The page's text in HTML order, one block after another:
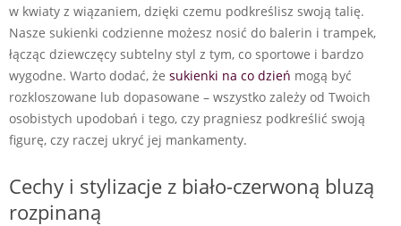
w kwiaty z wiązaniem, dzięki czemu podkreślisz swoją talię.
Nasze sukienki codzienne możesz nosić do balerin i trampek,
łącząc dziewczęcy subtelny styl z tym, co sportowe i bardzo
wygodne. Warto dodać, że sukienki na co dzień mogą być
rozkloszowane lub dopasowane – wszystko zależy od Twoich
osobistych upodobań i tego, czy pragniesz podkreślić swoją
figurę, czy raczej ukryć jej mankamenty.
Cechy i stylizacje z biało-czerwoną bluzą
rozpinaną